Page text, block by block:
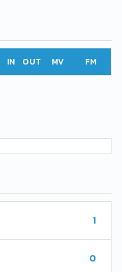
IN OUT MV FM
1
0